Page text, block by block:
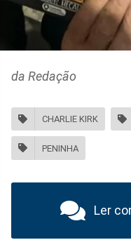
da Redação
CHARLIE KIRK
PENINHA
Ler